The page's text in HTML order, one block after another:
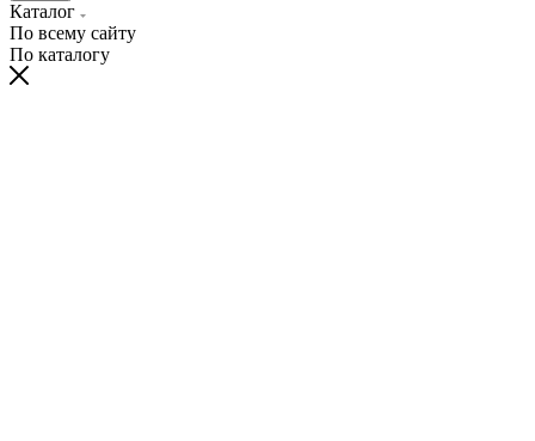
Каталог
По всему сайту
По каталогу